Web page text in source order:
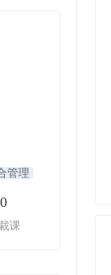
管理
0
课